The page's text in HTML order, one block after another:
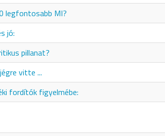
legfontosabb MI?
jó:
pillanat?
vitte ...
fordítók figyelmébe: